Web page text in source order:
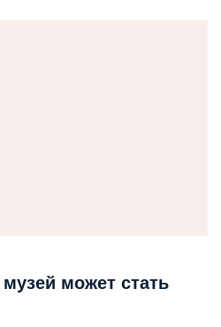
музей может стать